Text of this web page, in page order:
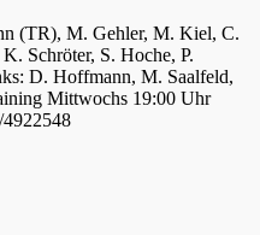
(TR), M. Gehler, M. Kiel, C.
Schröter, S. Hoche, P.
D. Hoffmann, M. Saalfeld,
Mittwochs 19:00 Uhr